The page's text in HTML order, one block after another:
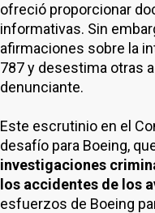
ofreció proporcionar
informativas. Sin
afirmaciones sobre la
787 y desestima otras
denunciante.
Este escrutinio en el
desafío para Boeing,
investigaciones
los accidentes de los
esfuerzos de Boeing